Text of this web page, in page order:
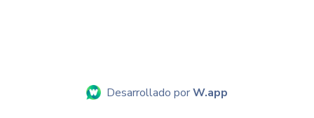
Desarrollado porW.app